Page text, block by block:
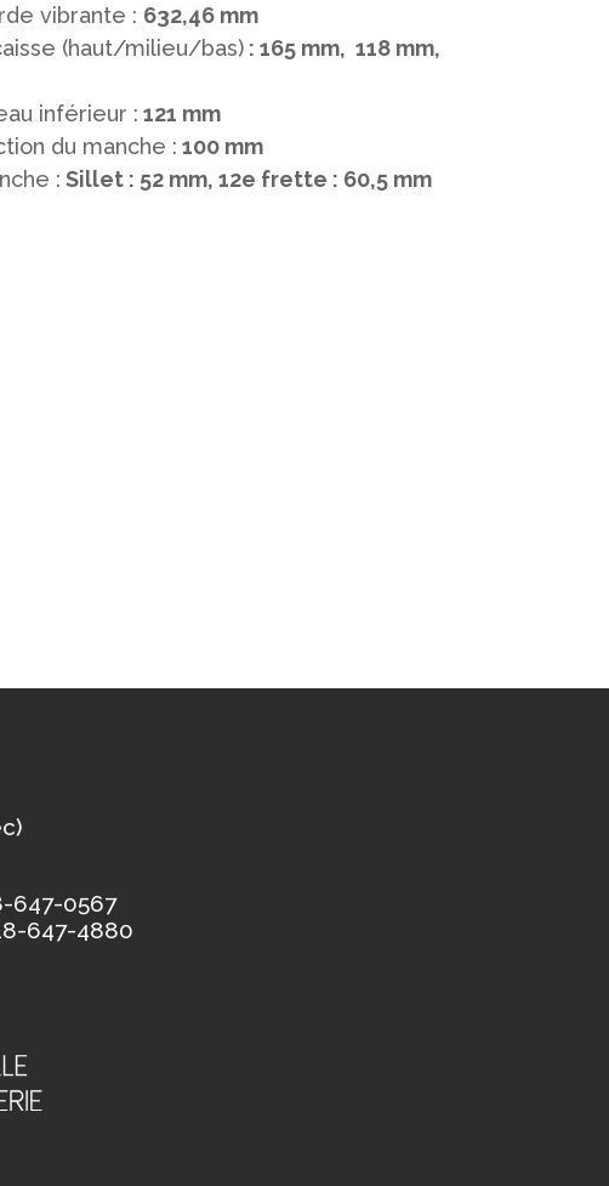
vibrante : 632,46 mm
(haut/milieu/bas): 165 mm, 118 mm,
inférieur : 121 mm
du manche : 100 mm
: Sillet : 52 mm, 12e frette : 60,5 mm
647-0567
647-4880